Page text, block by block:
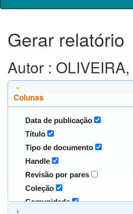
Gerar relatório
Autor :
Colunas
Data de publicação
Título
Tipo de documento
Handle
Revisão por pares
Coleção
Comunidade